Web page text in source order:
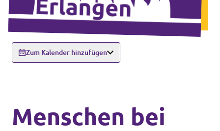
Zum Kalender hinzufügen
Menschen bei